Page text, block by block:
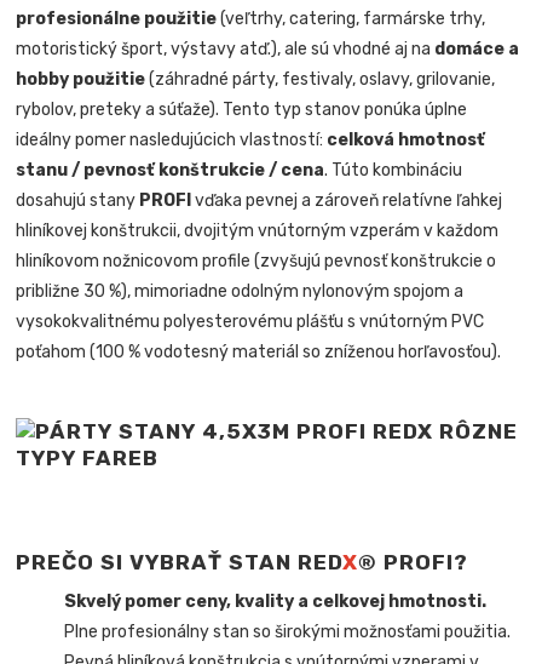
profesionálne použitie(veľtrhy, catering, farmárske trhy,
motoristický šport, výstavy atď.), ale sú vhodné aj na domáce a
hobby použitie(záhradné párty, festivaly, oslavy, grilovanie,
rybolov, preteky a súťaže). Tento typ stanov ponúka úplne
ideálny pomer nasledujúcich vlastností: celková hmotnosť
stanu / pevnosť konštrukcie / cena. Túto kombináciu
dosahujú stany PROFI vďaka pevnej a zároveň relatívne ľahkej
hliníkovej konštrukcii, dvojitým vnútorným vzperám v každom
hliníkovom nožnicovom profile (zvyšujú pevnosť konštrukcie o
približne 30 %), mimoriadne odolným nylonovým spojom a
vysokokvalitnému polyesterovému plášťu s vnútorným PVC
poťahom (100 % vodotesný materiál so zníženou horľavosťou).
PREČO SI VYBRAŤ STAN REDX® PROFI?
Skvelý pomer ceny, kvality a celkovej hmotnosti.
Plne profesionálny stan so širokými možnosťami použitia.